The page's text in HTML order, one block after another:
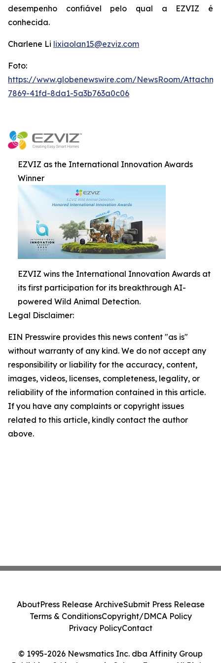
desempenho confiável pelo qual a EZVIZ é
conhecida.
Charlene Li lixiaolan15@ezviz.com
Foto:
https://www.globenewswire.com/NewsRoom/
7869-41fd-8da1-5a3b763a0c06
EZVIZ as the International Innovation Awards
Winner
EZVIZ wins the International Innovation Awards at
its first participation for its breakthrough AI-
powered Wild Animal Detection.
Legal Disclaimer:
EIN Presswire provides this news content "as is"
without warranty of any kind. We do not accept any
responsibility or liability for the accuracy, content,
images, videos, licenses, completeness, legality, or
reliability of the information contained in this article.
If you have any complaints or copyright issues
related to this article, kindly contact the author
above.
© 1995-2026 Newsmatics Inc. dba Affinity Group
AboutPress Release ArchiveSubmit Press Release
Terms & ConditionsCopyright/DMCA Policy
Privacy PolicyContact